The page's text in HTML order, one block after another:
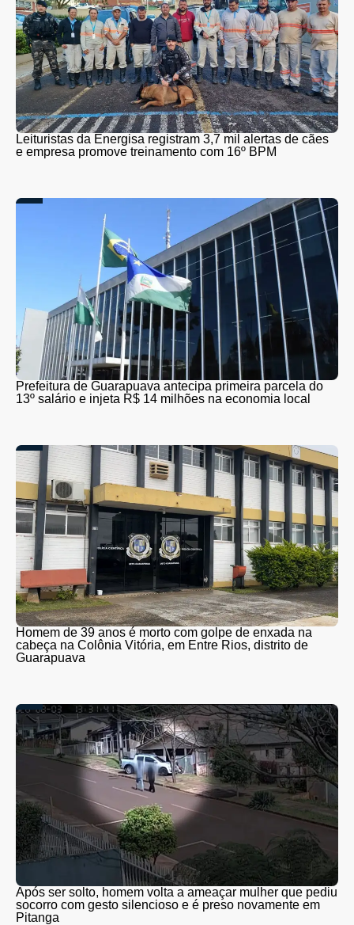
Leituristas da Energisa registram 3,7 mil alertas de cães
e empresa promove treinamento com 16º BPM
Prefeitura de Guarapuava antecipa primeira parcela do
13º salário e injeta R$ 14 milhões na economia local
Homem de 39 anos é morto com golpe de enxada na
cabeça na Colônia Vitória, em Entre Rios, distrito de
Guarapuava
Após ser solto, homem volta a ameaçar mulher que pediu
socorro com gesto silencioso e é preso novamente em
Pitanga